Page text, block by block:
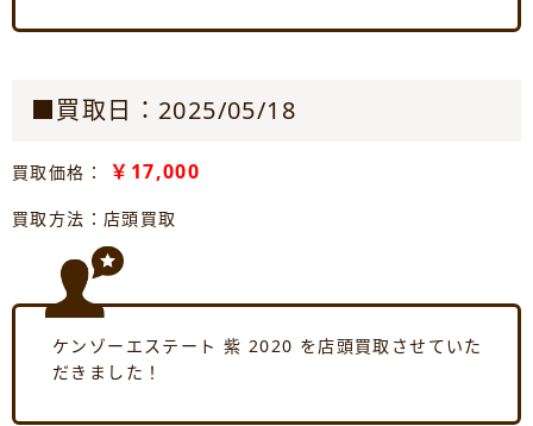
■買取日：2025/05/18
買取価格： ￥17,000
買取方法：店頭買取
ケンゾーエステート 紫 2020 を店頭買取させていた
だきました！